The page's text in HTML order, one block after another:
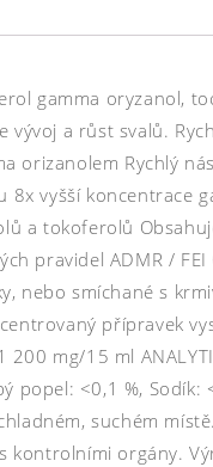
gamma oryzanol,
a růst svalů.
orizanolem Rychlý
vyšší koncentrace
a tokoferolů
pravidel ADMR /
nebo smíchané s
přípravek
mg/15 ml
popel: <0,1 %,
suchém
orgány.